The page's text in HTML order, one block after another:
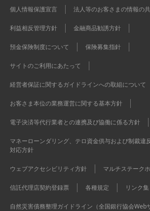
個人情報保護宣言 法人等のお客さまの情報の
利益相反管理方針 金融商品勧誘方針
預金保険制度について 保険募集指針
サイトのご利用にあたって
経営者保証に関するガイドラインへの取組について
お客さま本位の業務運営に関する基本方針
電子決済等代行業者との連携及び協働に係る方針
マネーローンダリング、テロ資金供与および制裁違
対応方針
ウェブアクセシビリティ方針 マルチステーク
信託代理店契約登録票 各種規定 リンク集
自然災害債務整理ガイドライン（全国銀行協会Web